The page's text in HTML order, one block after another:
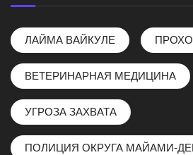
ЛАЙМА ВАЙКУЛЕ
ВЕТЕРИНАРНАЯ МЕДИЦИНА
УГРОЗА ЗАХВАТА
ПОЛИЦИЯ ОКРУГА МАЙАМИ-